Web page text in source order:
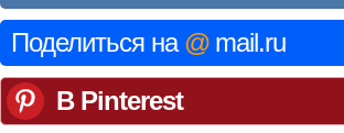
Поделиться на @ mail.ru
В Pinterest